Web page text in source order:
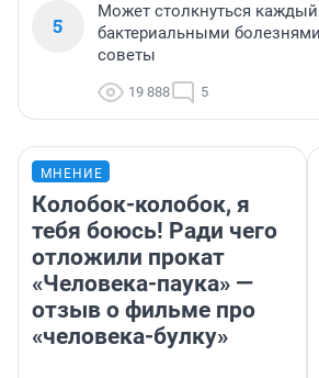
5
Может столкнуться
бактериальными
советы
19 888 5
МНЕНИЕ
Колобок-колобок, я
тебя боюсь! Ради чего
отложили прокат
«Человека-паука» —
отзыв о фильме про
«человека-булку»